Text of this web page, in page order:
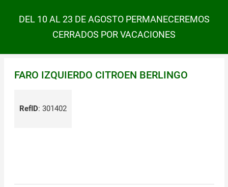
DEL 10 AL 23 DE AGOSTO PERMANECEREMOS
CERRADOS POR VACACIONES
FARO IZQUIERDO CITROEN BERLINGO
RefID: 301402